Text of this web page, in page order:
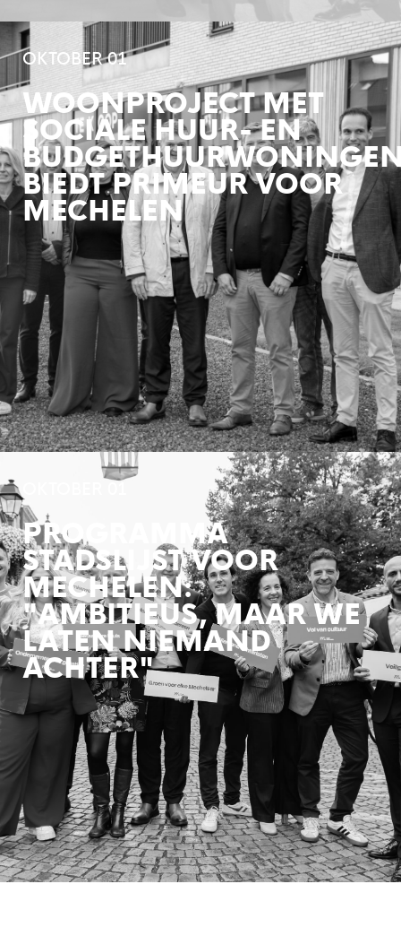
OKTOBER 01
WOONPROJECT MET
SOCIALE HUUR- EN
BIEDT PRIMEUR VOOR
MECHELEN
OKTOBER 01
PROGRAMMA
STADSLIJST VOOR
MECHELEN:
"AMBITIEUS, MAAR WE
LATEN NIEMAND
ACHTER"